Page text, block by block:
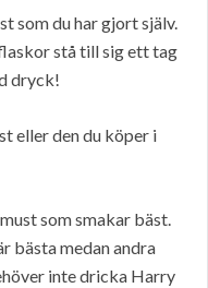
som du har gjort själv.
stå till sig ett tag
dryck!
eller den du köper i
som smakar bäst.
bästa medan andra
inte dricka Harry